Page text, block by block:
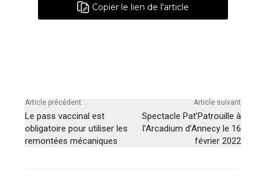
Copier le lien de l'article
Article précédent
Le pass vaccinal est
obligatoire pour utiliser les
remontées mécaniques
Article suivant
Spectacle Pat’Patrouille à
l’Arcadium d’Annecy le 16
février 2022